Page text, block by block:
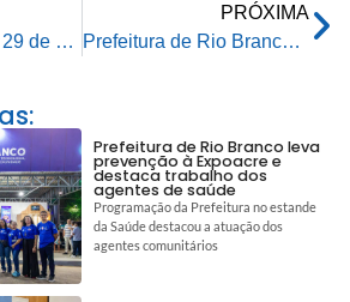
Agenda Emurb – 29 de outubro de 2025
PRÓXIMA
Prefeitura de Rio Branco apresenta ações de gestão de resíduos em fórum internacional na UFAC
Prefeitura de Rio Branco leva
prevenção à Expoacre e
destaca trabalho dos
agentes de saúde
Programação da Prefeitura no estande
da Saúde destacou a atuação dos
agentes comunitários